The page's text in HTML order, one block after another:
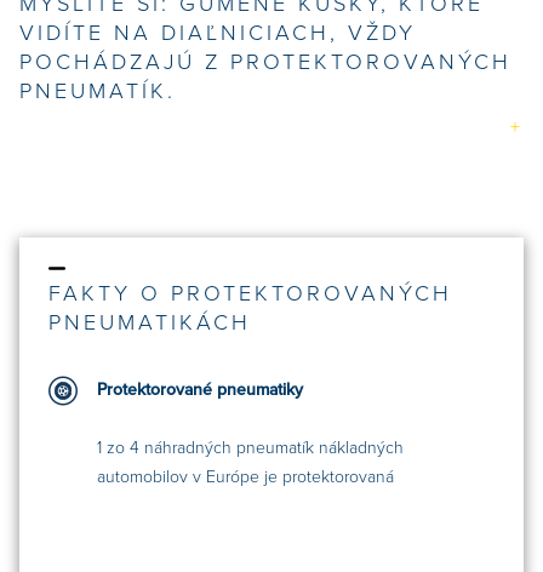
VIDÍTE NA DIAĽNICIACH, VŽDY
POCHÁDZAJÚ Z PROTEKTOROVANÝCH
PNEUMATÍK.
FAKTY O PROTEKTOROVANÝCH
PNEUMATIKÁCH
Protektorované pneumatiky
1 zo 4 náhradných pneumatík nákladných
automobilov v Európe je protektorovaná